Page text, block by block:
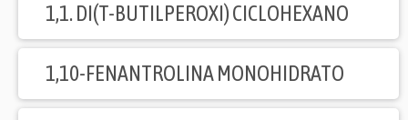
1,1. DI(T-BUTILPEROXI) CICLOHEXANO
1,10-FENANTROLINA MONOHIDRATO